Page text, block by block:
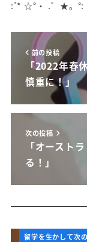
:’* ☆°・ .゜★。°:
前の投稿
「2022年春
慎重に！」
次の投稿
「オースト
る！」
留学を生かして次